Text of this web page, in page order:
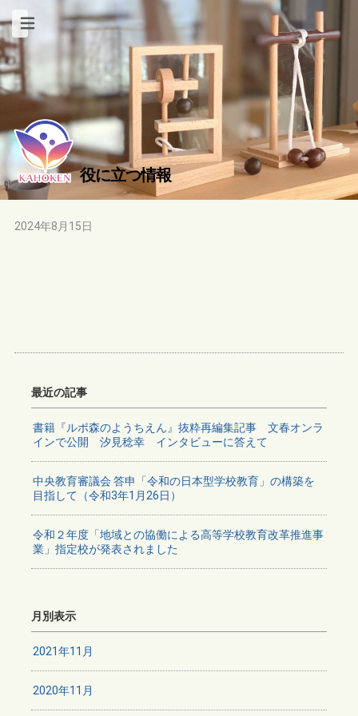
役に立つ情報
2024年8月15日
最近の記事
書籍『ルポ森のようちえん』抜粋再編集記事 文春オンラ
インで公開 汐見稔幸 インタビューに答えて
中央教育審議会 答申「令和の日本型学校教育」の構築を
目指して（令和3年1月26日）
令和２年度「地域との協働による高等学校教育改革推進事
業」指定校が発表されました
月別表示
2021年11月
2020年11月